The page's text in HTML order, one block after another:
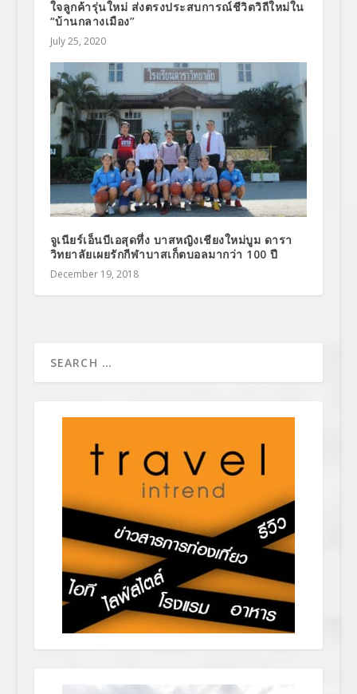
ใจลูกค้ารุ่นใหม่ ส่งตรงประสบการณ์ชีวิตวิถีใหม่ใน
“บ้านกลางเมือง”
July 25, 2020
จูเนียร์เอ็นบีเอสุดทึ่ง บาสหญิงเชียงใหม่บูม ดารา
วิทยาลัยเผยรักกีฬาบาสเก็ตบอลมากว่า 100 ปี
December 19, 2018